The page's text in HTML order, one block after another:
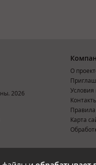
2026
О
Условия
Правила
Карта